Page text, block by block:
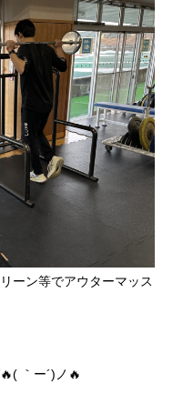
ーン等でアウターマッス
｀ー´)ノ🔥